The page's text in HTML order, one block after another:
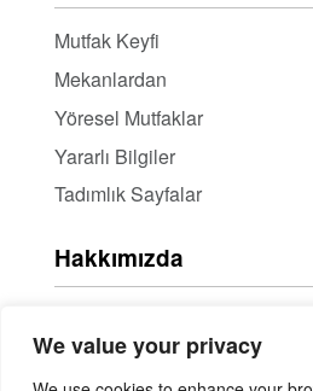
We value your privacy
Mutfak Keyfi
Mekanlardan
Yöresel Mutfaklar
Yararlı Bilgiler
Tadımlık Sayfalar
Hakkımızda
Haber Bülteni / RSS